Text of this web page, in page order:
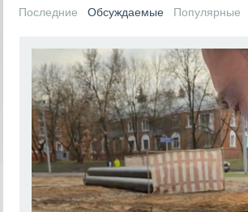
Последние Обсуждаемые Популярные